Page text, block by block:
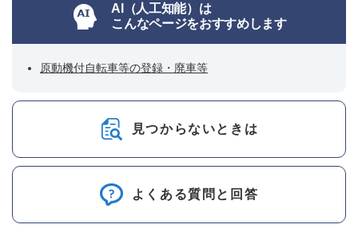
AI（人工知能）は
こんなページをおすすめします
原動機付自転車等の登録・廃車等
見つからないときは
よくある質問と回答